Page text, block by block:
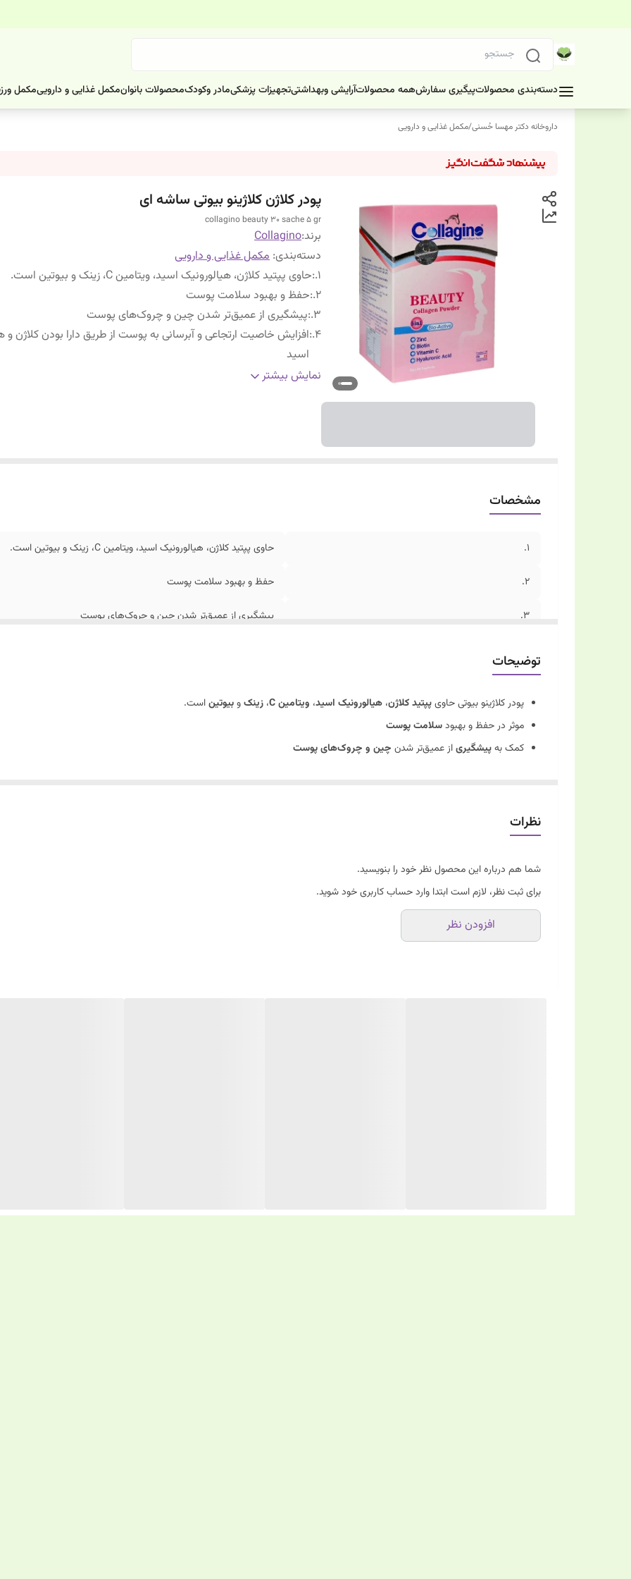
دسته‌بندی محصولاتپیگیری سفارشهمه محصولاتآرایشی وبهداشتیتجهیزات پزشکیمادر وکودکمحصولات بانوانمکمل غذایی و داروییمکمل
داروخانه دکتر مهسا حُسنی/مکمل غذایی و دارویی
پودر کلاژن کلاژینو بیوتی ساشه ای
collagino beauty 30 sache 5 gr
برند:Collagino
دسته‌بندی: مکمل غذایی و دارویی
1.
:حاوی پپتید کلاژن، هیالورونیک اسید، ویتامین C، زینک و بیوتین است.
۲. :حفظ و بهبود سلامت پوست
3.
:پیشگیری از عمیق‌تر شدن چین و چروک‌های پوست
4.
:افزایش خاصیت ارتجاعی و آبرسانی به پوست از طریق دارا بودن کلاژن و
اسید
5.
:بهبود سلامت پوست، مو و ناخن
نمایش بیشتر
مشخصات
1. حاوی پپتید کلاژن، هیالورونیک اسید، ویتامین C، زینک و بیوتین است.
۲. حفظ و بهبود سلامت پوست
3. پیشگیری از عمیق‌تر شدن چین و چروک‌های پوست
توضیحات
پودر کلاژینو بیوتی حاویپپتید کلاژن، هیالورونیک اسید، ویتامین C ، زینکوبیوتیناست.
موثر در حفظ و بهبودسلامت پوست
کمک بهپیشگیریاز عمیق‌تر شدن چین و چروک‌های پوست
ویتامین C در
هر جعبه از مکمل کلاژینو بیوتی مناسب برای استفاده به مدت 30 روز است.
نظرات
شما هم درباره این محصول نظر خود را بنویسید.
برای ثبت نظر، لازم است ابتدا وارد حساب کاربری خود شوید.
افزودن نظر